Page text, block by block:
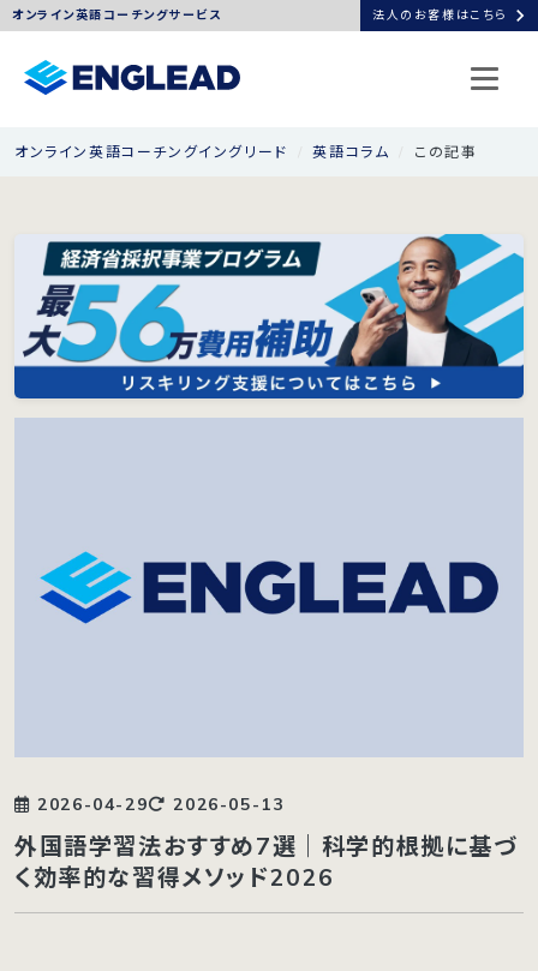
オンライン英語コーチングサービス 法人のお客様はこちら chevron_right
オンライン英語コーチングイングリード 英語コラム この記事
2026-04-29 2026-05-13
外国語学習法おすすめ7選｜科学的根拠に基づ
く効率的な習得メソッド2026